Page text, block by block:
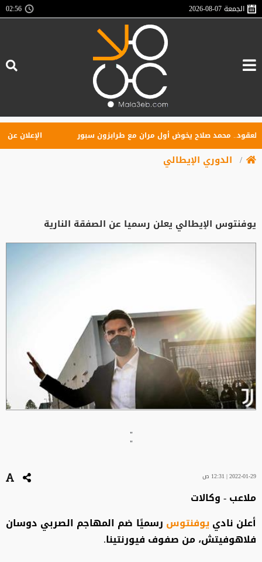
الجمعة2026-08-07
02:56
محمد صلاح يخوض أول مران مع طرابزون سبور الإعلان عن
الدوري الإيطالي
يوفنتوس الإيطالي يعلن رسميا عن الصفقة النارية
"
"
2022-01-29 | 12:31 ص
ملاعب - وكالات
أعلن نادييوفنتوس رسميًا ضم المهاجم الصربي دوسان
فلاهوفيتش، من صفوف فيورنتينا.